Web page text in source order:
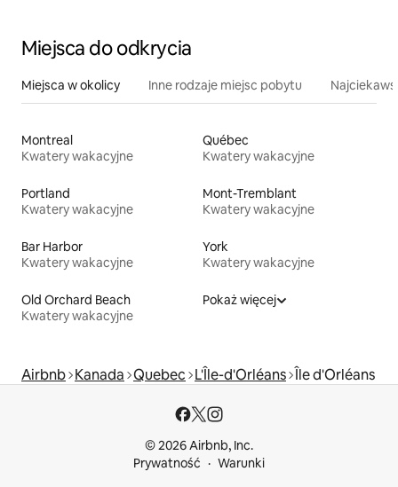
Miejsca do odkrycia
Miejsca w okolicy Inne rodzaje miejsc pobytu
Montreal
Kwatery wakacyjne
Québec
Kwatery wakacyjne
Portland
Kwatery wakacyjne
Mont-Tremblant
Kwatery wakacyjne
Bar Harbor
Kwatery wakacyjne
York
Kwatery wakacyjne
Old Orchard Beach
Kwatery wakacyjne
Pokaż więcej
Airbnb Kanada Quebec L'Île-d'Orléans Île d'Orléans
© 2026 Airbnb, Inc.
Prywatność
Warunki